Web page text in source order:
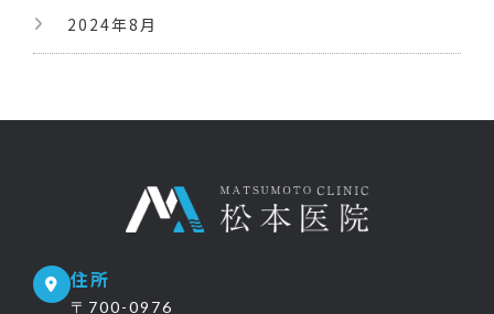
2024年8月
住所
〒700-0976